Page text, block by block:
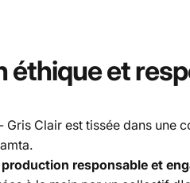
éthique et
Gris Clair est tissée dans une
production responsable et